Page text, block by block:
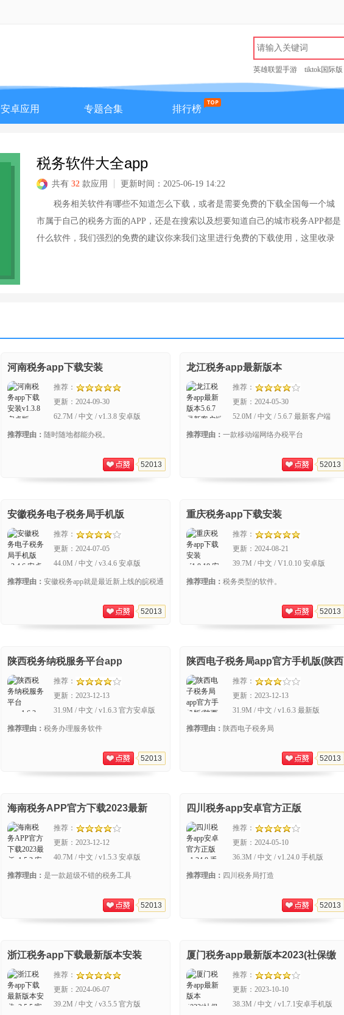
英雄联盟手游 tiktok国际版
安卓应用 专题合集 排行榜
税务软件大全app
共有 32 款应用 更新时间：2025-06-19 14:22
税务相关软件有哪些不知道怎么下载，或者是需要免费的下载全国每一个城
市属于自己的税务方面的APP，还是在搜索以及想要知道自己的城市税务APP都是
什么软件，我们强烈的免费的建议你来我们这里进行免费的下载使用，这里收录
河南税务app下载安装
推荐：
更新： 2024-09-30
62.7M / 中文 / v1.3.8 安卓版
推荐理由： 随时随地都能办税。
52013
龙江税务app最新版本
推荐：
更新： 2024-05-30
52.0M / 中文 / 5.6.7 最新客户端
推荐理由： 一款移动端网络办税平台
52013
安徽税务电子税务局手机版
推荐：
更新： 2024-07-05
44.0M / 中文 / v3.4.6 安卓版
推荐理由： 安徽税务app就是最近新上线的皖税通
52013
重庆税务app下载安装
推荐：
更新： 2024-08-21
39.7M / 中文 / V1.0.10 安卓版
推荐理由： 税务类型的软件。
52013
陕西税务纳税服务平台app
推荐：
更新： 2023-12-13
31.9M / 中文 / v1.6.3 官方安卓版
推荐理由： 税务办理服务软件
52013
陕西电子税务局app官方手机版(陕西
税务)
推荐：
更新： 2023-12-13
31.9M / 中文 / v1.6.3 最新版
推荐理由： 陕西电子税务局
52013
海南税务APP官方下载2023最新
推荐：
更新： 2023-12-12
40.7M / 中文 / v1.5.3 安卓版
推荐理由： 是一款超级不错的税务工具
52013
四川税务app安卓官方正版
推荐：
更新： 2024-05-10
36.3M / 中文 / v1.24.0 手机版
推荐理由： 四川税务局打造
52013
浙江税务app下载最新版本安装
推荐：
更新： 2024-06-07
39.2M / 中文 / v3.5.5 官方版
厦门税务app最新版本2023(社保缴
费及查询软件)
推荐：
更新： 2023-10-10
38.3M / 中文 / v1.7.1安卓手机版